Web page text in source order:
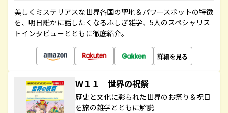
美しくミステリアスな世界各国の聖地＆パワースポットの特徴
を、明日誰かに話したくなるふしぎ雑学、5人のスペシャリス
トインタビューとともに徹底紹介。
詳細を見る
Ｗ１１ 世界の祝祭
歴史と文化に彩られた世界のお祭り＆祝日
を旅の雑学とともに解説